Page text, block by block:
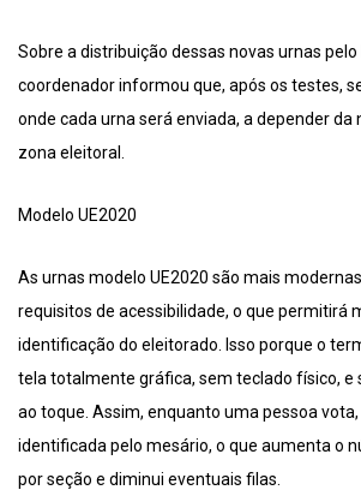
Sobre a distribuição dessas novas urnas pelo
coordenador informou que, após os testes,
onde cada urna será enviada, a depender da
zona eleitoral.
Modelo UE2020
As urnas modelo UE2020 são mais
requisitos de acessibilidade, o que permitirá
identificação do eleitorado. Isso porque o
tela totalmente gráfica, sem teclado físico, e
ao toque. Assim, enquanto uma pessoa
identificada pelo mesário, o que aumenta o
por seção e diminui eventuais filas.